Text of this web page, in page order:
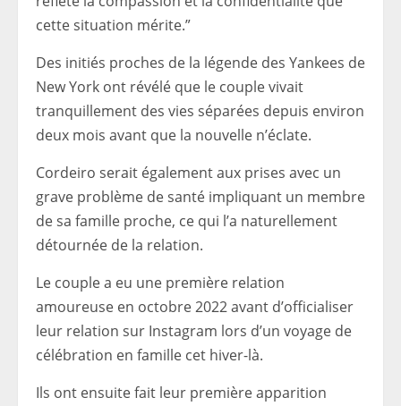
cette situation mérite.”
Des initiés proches de la légende des Yankees de
New York ont ​​révélé que le couple vivait
tranquillement des vies séparées depuis environ
deux mois avant que la nouvelle n’éclate.
Cordeiro serait également aux prises avec un
grave problème de santé impliquant un membre
de sa famille proche, ce qui l’a naturellement
détournée de la relation.
Le couple a eu une première relation
amoureuse en octobre 2022 avant d’officialiser
leur relation sur Instagram lors d’un voyage de
célébration en famille cet hiver-là.
Ils ont ensuite fait leur première apparition